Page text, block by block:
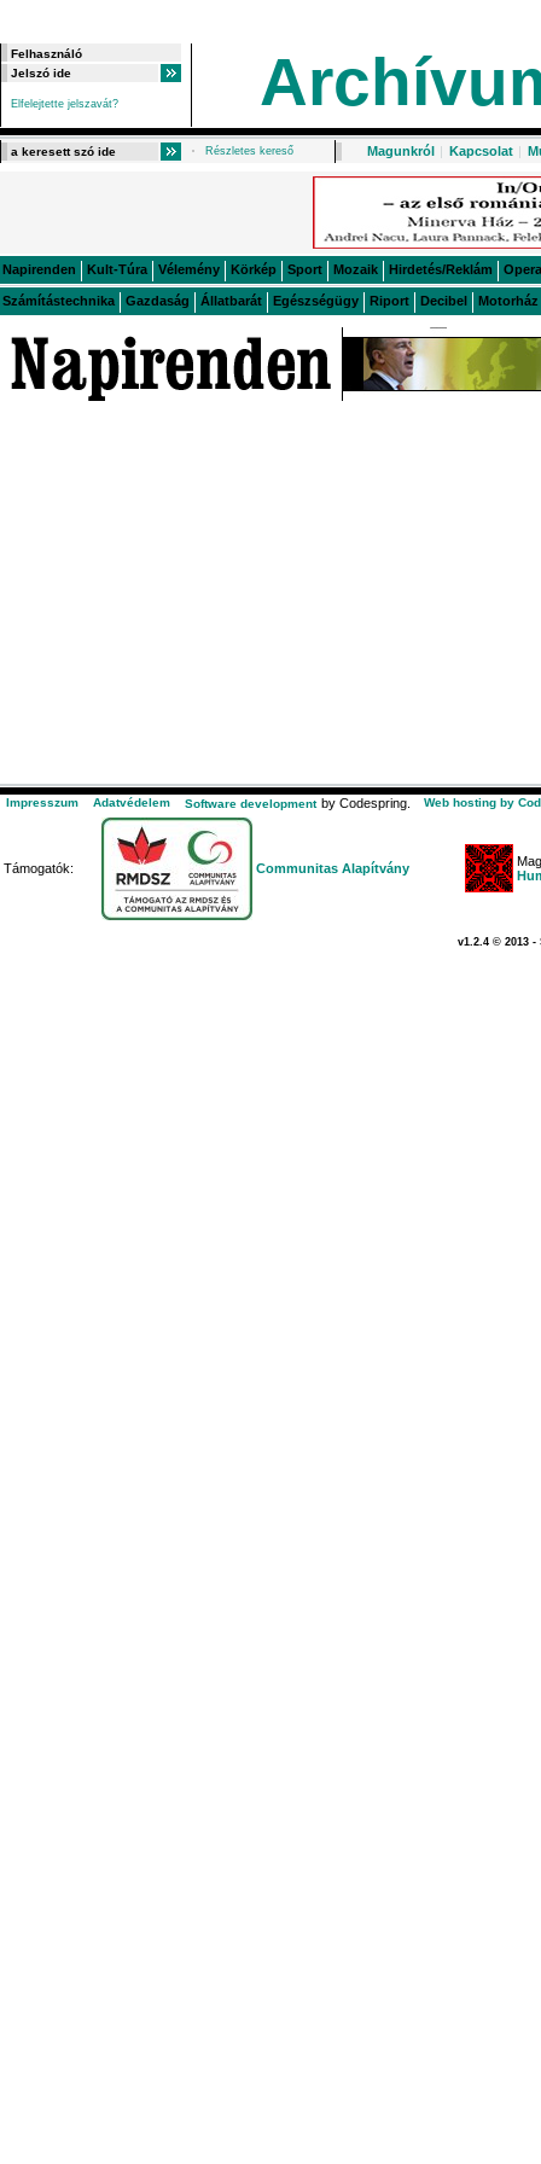
Elfelejtette jelszavát?
Részletes kereső Magunkról | Kapcsolat |
Napirenden Kult-Túra Vélemény Körkép Sport Mozaik Hirdetés/Reklám Opera
Számítástechnika Gazdaság Állatbarát Egészségügy Riport Decibel Motorház
Impresszum Adatvédelem Software development by Codespring. Web hosting by
Támogatók: Communitas Alapítvány
v1.2.4 © 2013